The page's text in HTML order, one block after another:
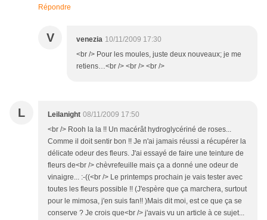
Répondre
V venezia 10/11/2009 17:30
<br /> Pour les moules, juste deux nouveaux; je me
retiens…<br /> <br /> <br />
L Leilanight 08/11/2009 17:50
<br /> Rooh la la !! Un macérât hydroglycériné de roses...
Comme il doit sentir bon !! Je n'ai jamais réussi a récupérer la
délicate odeur des fleurs. J'ai essayé de faire une teinture de
fleurs de<br /> chèvrefeuille mais ça a donné une odeur de
vinaigre... :-((<br /> Le printemps prochain je vais tester avec
toutes les fleurs possible !! (J'espère que ça marchera, surtout
pour le mimosa, j'en suis fan!! )Mais dit moi, est ce que ça se
conserve ? Je crois que<br /> j'avais vu un article à ce sujet...